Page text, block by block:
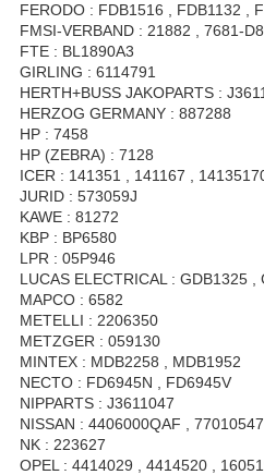
FERODO : FDB1516 , FDB1132 ,
FMSI-VERBAND : 21882 , 7681-
FTE : BL1890A3
GIRLING : 6114791
HERTH+BUSS JAKOPARTS :
HERZOG GERMANY : 887288
HP : 7458
HP (ZEBRA) : 7128
ICER : 141351 , 141167 ,
JURID : 573059J
KAWE : 81272
KBP : BP6580
LPR : 05P946
LUCAS ELECTRICAL : GDB1325 ,
MAPCO : 6582
METELLI : 2206350
METZGER : 059130
MINTEX : MDB2258 , MDB1952
NECTO : FD6945N , FD6945V
NIPPARTS : J3611047
NISSAN : 4406000QAF ,
NK : 223627
OPEL : 4414029 , 4414520 ,